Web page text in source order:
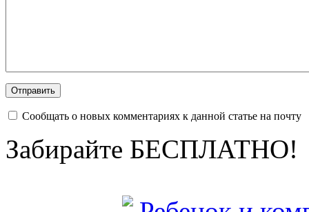
Сообщать о новых комментариях к данной статье на почту
Забирайте БЕСПЛАТНО!